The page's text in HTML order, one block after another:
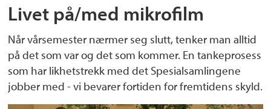
Livet på/med mikrofilm
Når vårsemester nærmer seg slutt, tenker man alltid
på det som var og det som kommer. En tankeprosess
som har likhetstrekk med det Spesialsamlingene
jobber med - vi bevarer fortiden for fremtidens skyld.